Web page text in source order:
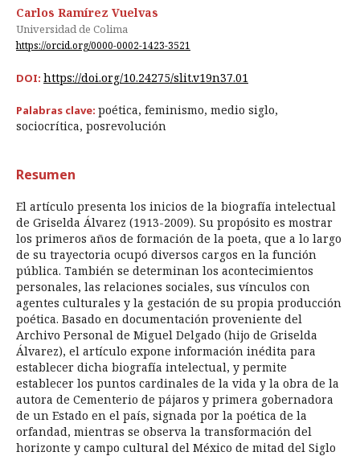
Carlos Ramírez Vuelvas
Universidad de Colima
https://orcid.org/0000-0002-1423-3521
DOI: https://doi.org/10.24275/slit.v19n37.01
Palabras clave: poética, feminismo, medio siglo,
sociocrítica, posrevolución
Resumen
El artículo presenta los inicios de la biografía intelectual
de Griselda Álvarez (1913-2009). Su propósito es mostrar
los primeros años de formación de la poeta, que a lo largo
de su trayectoria ocupó diversos cargos en la función
pública. También se determinan los acontecimientos
personales, las relaciones sociales, sus vínculos con
agentes culturales y la gestación de su propia producción
poética. Basado en documentación proveniente del
Archivo Personal de Miguel Delgado (hijo de Griselda
Álvarez), el artículo expone información inédita para
establecer dicha biografía intelectual, y permite
establecer los puntos cardinales de la vida y la obra de la
autora de Cementerio de pájaros y primera gobernadora
de un Estado en el país, signada por la poética de la
orfandad, mientras se observa la transformación del
horizonte y campo cultural del México de mitad del Siglo